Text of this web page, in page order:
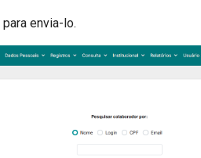
para envia-lo.